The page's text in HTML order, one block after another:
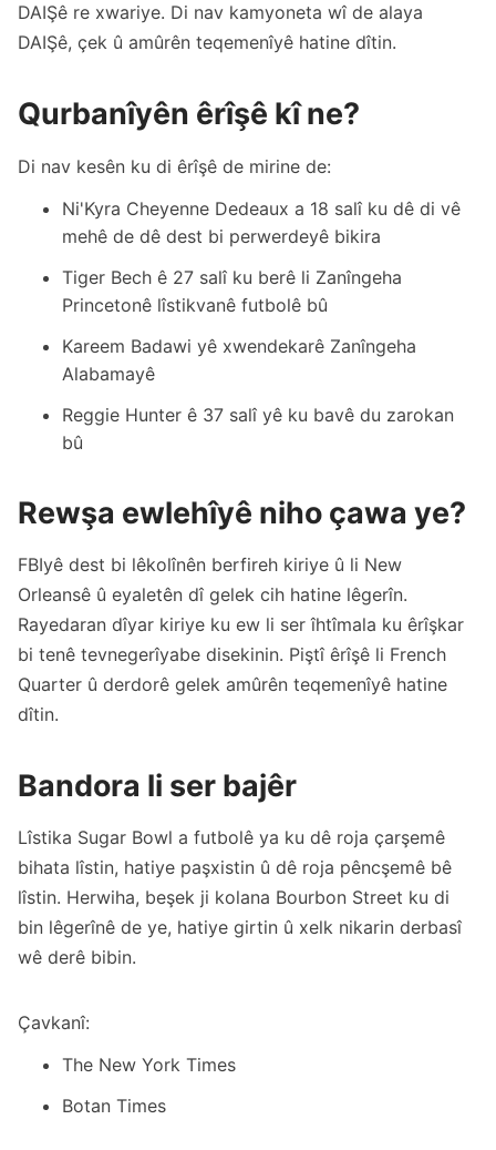
DAIŞê re xwariye. Di nav kamyoneta wî de alaya
DAIŞê, çek û amûrên teqemenîyê hatine dîtin.
Qurbanîyên êrîşê kî ne?
Di nav kesên ku di êrîşê de mirine de:
Ni'Kyra Cheyenne Dedeaux a 18 salî ku dê di vê
mehê de dê dest bi perwerdeyê bikira
Tiger Bech ê 27 salî ku berê li Zanîngeha
Princetonê lîstikvanê futbolê bû
Kareem Badawi yê xwendekarê Zanîngeha
Alabamayê
Reggie Hunter ê 37 salî yê ku bavê du zarokan
bû
Rewşa ewlehîyê niho çawa ye?
FBIyê dest bi lêkolînên berfireh kiriye û li New
Orleansê û eyaletên dî gelek cih hatine lêgerîn.
Rayedaran dîyar kiriye ku ew li ser îhtîmala ku êrîşkar
bi tenê tevnegerîyabe disekinin. Piştî êrîşê li French
Quarter û derdorê gelek amûrên teqemenîyê hatine
dîtin.
Bandora li ser bajêr
Lîstika Sugar Bowl a futbolê ya ku dê roja çarşemê
bihata lîstin, hatiye paşxistin û dê roja pêncşemê bê
lîstin. Herwiha, beşek ji kolana Bourbon Street ku di
bin lêgerînê de ye, hatiye girtin û xelk nikarin derbasî
wê derê bibin.
Çavkanî:
The New York Times
Botan Times